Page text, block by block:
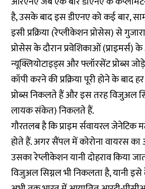
है, उसके बाद इस डीएनए को कई बार,
इसी प्रक्रिया (रेप्लीकेशन प्रोसेस) से
प्रोसेस के दौरान प्रवेशिकाओं (प्राइमर्स)
न्यूक्लियोटाइड्स और फ्लॉरसेंट प्रोब्स
कॉपी करने की प्रक्रिया पूरी होने के बाद
प्रोब्स निकलते हैं और इस तरह विजुअल
लायक संकेत) निकलते हैं.
गौरतलब है कि प्राइम र्सवायरल जेनेटिक
होते हैं. अगर सैंपल में कोरोना वायरस का
उसका रेप्लीकेशन यानी दोहराव किया
विजुअल सिग्नल भी निकलता है, यानी